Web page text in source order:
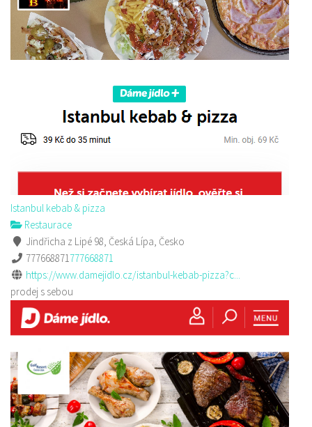
Istanbul kebab & pizza
Restaurace
Jindřicha z Lipé 98, Česká Lípa, Česko
777668871777668871
https://www.damejidlo.cz/istanbul-kebab-pizza?c...
prodej s sebou